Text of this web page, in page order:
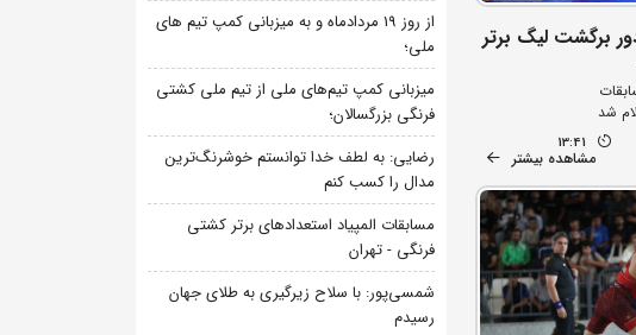
برگشت لیگ برتر
شد
13:41
مشاهده بیشتر
از روز 19 مردادماه و به میزبانی کمپ تیم های
ملی؛
میزبانی کمپ تیم‌های ملی از تیم ملی کشتی
فرنگی بزرگسالان؛
رضایی: به لطف خدا توانستم خوشرنگ‌ترین
مدال را کسب کنم
مسابقات المپیاد استعدادهای برتر کشتی
فرنگی - تهران
شمسی‌پور: با سلاح زیرگیری به طلای جهان
رسیدم